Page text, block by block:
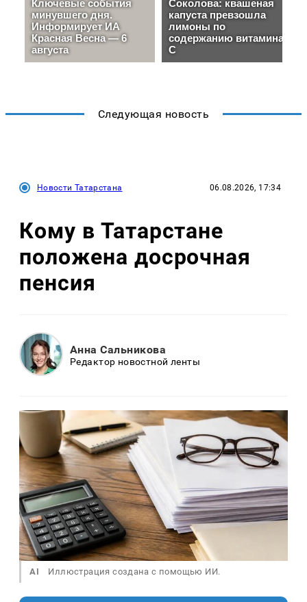
Следующая новость
Новости Татарстана 06.08.2026, 17:34
Кому в Татарстане
положена досрочная
пенсия
Анна Сальникова
Редактор новостной ленты
AI Иллюстрация создана с помощью ИИ.